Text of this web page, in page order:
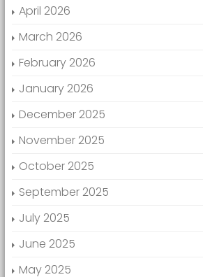
April 2026
March 2026
February 2026
January 2026
December 2025
November 2025
October 2025
September 2025
July 2025
June 2025
May 2025